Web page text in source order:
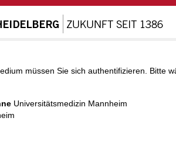
müssen Sie sich authentifizieren. Bitte
Universitätsmedizin Mannheim